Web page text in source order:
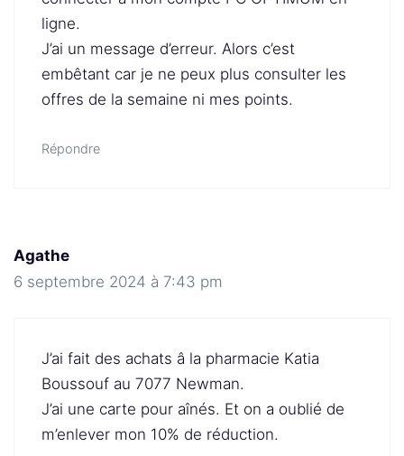
ligne.
J’ai un message d’erreur. Alors c’est
embêtant car je ne peux plus consulter les
offres de la semaine ni mes points.
Répondre
Agathe
6 septembre 2024 à 7:43 pm
J’ai fait des achats â la pharmacie Katia
Boussouf au 7077 Newman.
J’ai une carte pour aînés. Et on a oublié de
m’enlever mon 10% de réduction.